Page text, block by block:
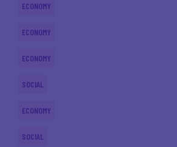
ECONOMY
ECONOMY
ECONOMY
SOCIAL
ECONOMY
SOCIAL